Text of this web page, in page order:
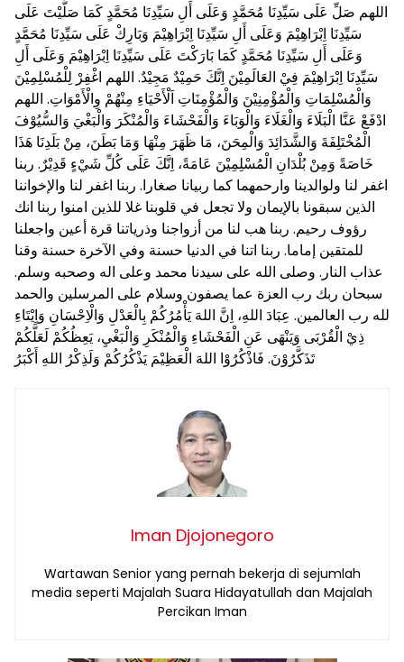
اللهم صَلِّ عَلَى سَيِّدِنَا مُحَمَّدٍ وَعَلَى أَلِ سَيِّدِنَا مُحَمَّدٍ كَمَا صَلَّيْتَ عَلَى
سَيِّدِنَا اِبْرَاهِيْمَ وَعَلَى أَلِ سَيِّدِنَا اِبْرَاهِيْمَ وَبَارِكْ عَلَى سَيِّدِنَا مُحَمَّدٍ
وَعَلَى أَلِ سَيِّدِنَا مُحَمَّدٍ كَمَا بَارَكْتَ عَلَى سَيِّدِنَا اِبْرَاهِيْمَ وَعَلَى أَلِ
سَيِّدِنَا اِبْرَاهِيْمَ فِيْ العَالَمِيْنَ اِنَّكَ حَمِيْدٌ مَجِيْدٌ. اللهم اغْفِرْ لِلْمُسْلِمِيْنَ
وَالْمُسْلِمَاتِ وَالْمُؤْمِنِيْنَ وَالْمُؤْمِنَاتِ اَلْأَحْيَاءِ مِنْهُمْ وِالْأَمْوَاتِ. اللهم
ادْفَعْ عَنَّا الْبَلَاءَ وَالْغَلَاءَ وَالْوَبَاءَ وَالْفَحْشَاءَ وَالْمُنْكَرَ وَالْبَغْيَ وَالسُّيُوْفَ
الْمُخْتَلِفَةَ وَالشَّدَائِدَ وَالْمِحَنَ، مَا ظَهَرَ مِنْهَا وَمَا بَطَنَ، مِنْ بَلَدِنَا هَذَا
خَاصَةً وَمِنْ بُلْدَانِ الْمُسْلِمِيْنَ عَامَةً، اِنَّكَ عَلَى كُلِّ شَيْءٍ قَدِيْرٌ. ربنا
اغفر لنا ولوالدينا وارحمهما كما ربيانا صغارا. ربنا اغفر لنا والإخواننا
الذين سبقونا بالإيمان ولا تجعل في قلوبنا غلا للذين امنوا ربنا انك
رؤوف رحيم. ربنا هب لنا من أزواجنا وذرياتنا قرة أعين واجعلنا
للمتقين إماما. ربنا اتنا في الدنيا حسنة وفي الآخرة حسنة وقنا
عذاب النار. وصلى الله على سيدنا محمد وعلى اله وصحبه وسلم.
سبحان ربك رب العزة عما يصفون وسلام على المرسلين والحمد
لله رب العالمين. عِبَادَ اللهِ، اِنَّ اللهَ يَأْمُرُكُمْ بِالْعَدْلِ وَالْاِحْسَانِ وَاِيْتَاءِ
ذِيْ الْقُرْبَى وَيَنْهَى عَنِ الْفَحْشَاءِ وَالْمُنْكَرِ وَالْبَغْيِ، يَعِظُكُمْ لَعَلَّكُمْ
تَذَكَّرُوْنَ. فَاذْكُرُوْا اللهَ الْعَظِيْمَ يَذْكُرُكُمْ وَلَذِكْرُ اللهِ أَكْبَرُ
Iman Djojonegoro
Wartawan Senior yang pernah bekerja di sejumlah
media seperti Majalah Suara Hidayatullah dan Majalah
Percikan Iman